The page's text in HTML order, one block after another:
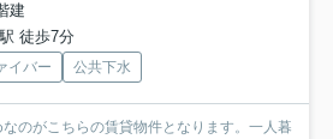
建
徒歩7分
イバー 公共下水
のがこちらの賃貸物件となります。一人暮